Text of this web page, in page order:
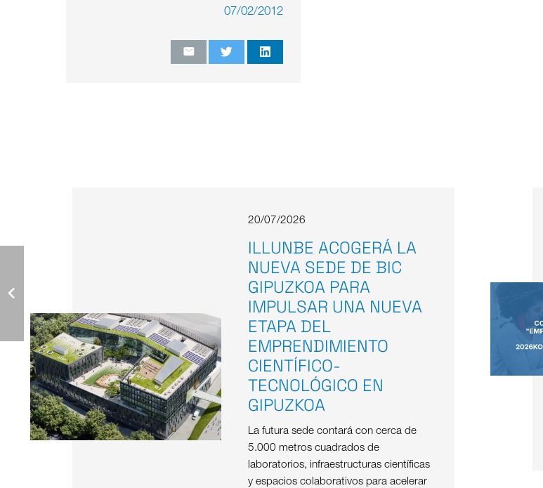
07/02/2012
20/07/2026
ILLUNBE ACOGERÁ LA
NUEVA SEDE DE BIC
GIPUZKOA PARA
IMPULSAR UNA NUEVA
ETAPA DEL
EMPRENDIMIENTO
CIENTÍFICO-
TECNOLÓGICO EN
GIPUZKOA
La futura sede contará con cerca de
5.000 metros cuadrados de
laboratorios, infraestructuras científicas
y espacios colaborativos para acelerar